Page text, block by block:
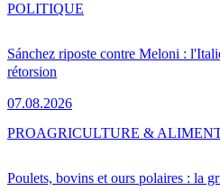
Sánchez riposte contre Meloni :
rétorsion
07.08.2026
POLITIQUE
Poulets, bovins et ours polaires : la
PROAGRICULTURE &